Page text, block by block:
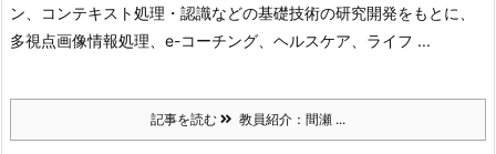
ン、コンテキスト処理・認識などの基礎技術の研究開発をもとに、
多視点画像情報処理、e-コーチング、ヘルスケア、ライフ ...
記事を読む 教員紹介：間瀬 ...